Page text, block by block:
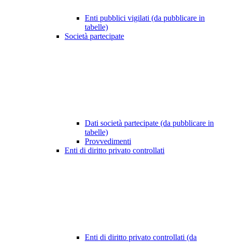
Enti pubblici vigilati (da pubblicare in
tabelle)
Società partecipate
Dati società partecipate (da pubblicare in
tabelle)
Provvedimenti
Enti di diritto privato controllati
Enti di diritto privato controllati (da